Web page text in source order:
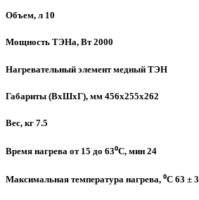
Объем, л 10
Мощность ТЭНа, Вт 2000
Нагревательный элемент медный ТЭН
Габариты (ВхШхГ), мм 456х255х262
Вес, кг 7.5
Время нагрева от 15 до 63⁰C, мин 24
Максимальная температура нагрева, ⁰C 63 ± 3